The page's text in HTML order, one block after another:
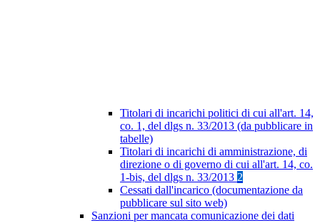
Titolari di incarichi politici di cui all'art. 14,
co. 1, del dlgs n. 33/2013 (da pubblicare in
tabelle)
Titolari di incarichi di amministrazione, di
direzione o di governo di cui all'art. 14, co.
1-bis, del dlgs n. 33/2013 2
Cessati dall'incarico (documentazione da
pubblicare sul sito web)
Sanzioni per mancata comunicazione dei dati